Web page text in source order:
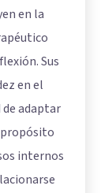
en la
Sus
en el
adaptar
propósito
internos